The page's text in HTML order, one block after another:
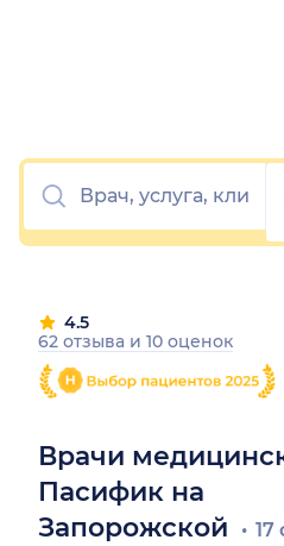
Врачи
Пасифик на
Запорожской
17
4.5
62 отзыва и 10 оценок